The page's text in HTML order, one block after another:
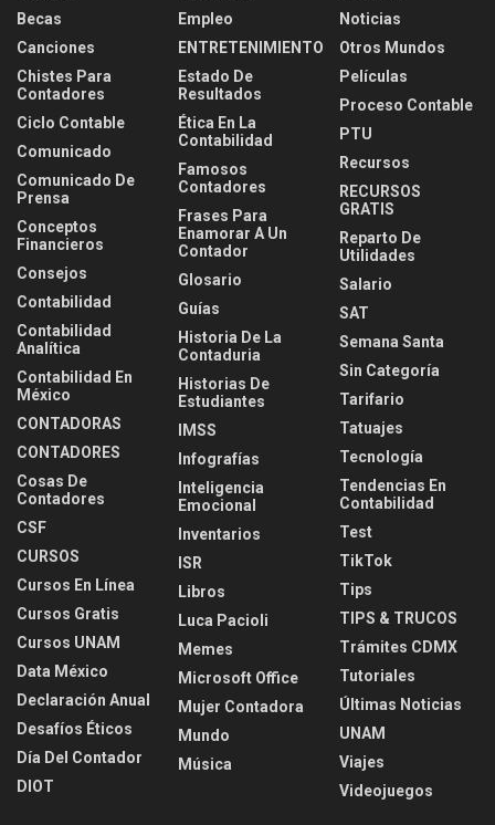
Becas
Canciones
Chistes Para
Contadores
Ciclo Contable
Comunicado
Comunicado De
Prensa
Conceptos
Financieros
Consejos
Contabilidad
Contabilidad
Analítica
Contabilidad En
México
CONTADORAS
CONTADORES
Cosas De
Contadores
CSF
CURSOS
Cursos En Línea
Cursos Gratis
Cursos UNAM
Data México
Declaración Anual
Desafíos Éticos
Día Del Contador
DIOT
Empleo
ENTRETENIMIENTO
Estado De
Resultados
Ética En La
Contabilidad
Famosos
Contadores
Frases Para
Enamorar A Un
Contador
Glosario
Guías
Historia De La
Contaduria
Historias De
Estudiantes
IMSS
Infografías
Inteligencia
Emocional
Inventarios
ISR
Libros
Luca Pacioli
Memes
Microsoft Office
Mujer Contadora
Mundo
Música
Noticias
Otros Mundos
Películas
Proceso Contable
PTU
Recursos
RECURSOS
GRATIS
Reparto De
Utilidades
Salario
SAT
Semana Santa
Sin Categoría
Tarifario
Tatuajes
Tecnología
Tendencias En
Contabilidad
Test
TikTok
Tips
TIPS & TRUCOS
Trámites CDMX
Tutoriales
Últimas Noticias
UNAM
Viajes
Videojuegos